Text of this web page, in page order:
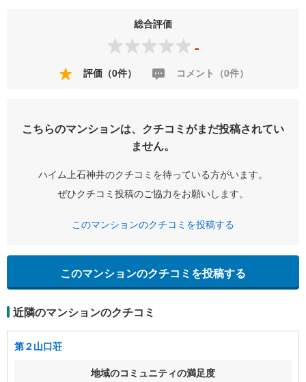
総合評価
-
評価（0件） コメント（0件）
こちらのマンションは、クチコミがまだ投稿されてい
ません。
ハイム上石神井のクチコミを待っている方がいます。
ぜひクチコミ投稿のご協力をお願いします。
このマンションのクチコミを投稿する
このマンションのクチコミを投稿する
近隣のマンションのクチコミ
第２山口荘
地域のコミュニティの満足度